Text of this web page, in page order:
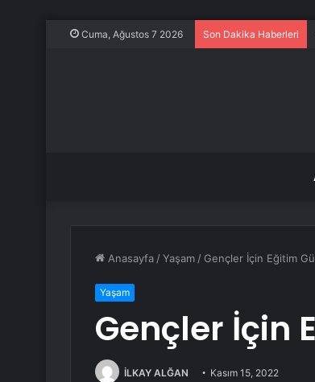
Cuma, Ağustos 7 2026 Son Dakika Haberleri
Anasayfa /Yaşam / Gençler İçin Eğitim
Yaşam
Gençler İçin
İLKAY ALĞAN Kasım 15, 2022